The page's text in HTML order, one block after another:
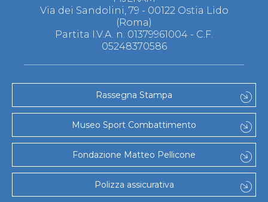
Via dei Sandolini, 79 - 00122 Ostia Lido
(Roma)
Partita I.V.A. n. 01379961004 - C.F.
05248370586
Rassegna Stampa
Museo Sport Combattimento
Fondazione Matteo Pellicone
Polizza assicurativa